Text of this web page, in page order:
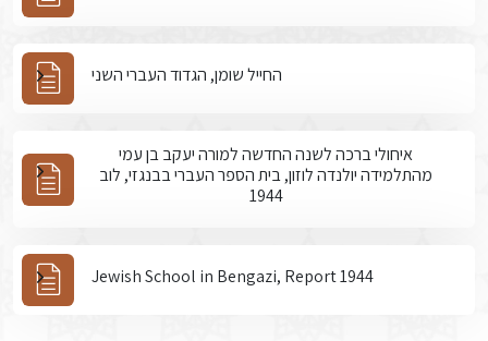
החייל שומן, הגדוד העברי השני
איחולי ברכה לשנה החדשה למורה יעקב בן עמי
מהתלמידה יולנדה לוזון, בית הספר העברי בבנגזי, לוב
1944
Jewish School in Bengazi, Report 1944